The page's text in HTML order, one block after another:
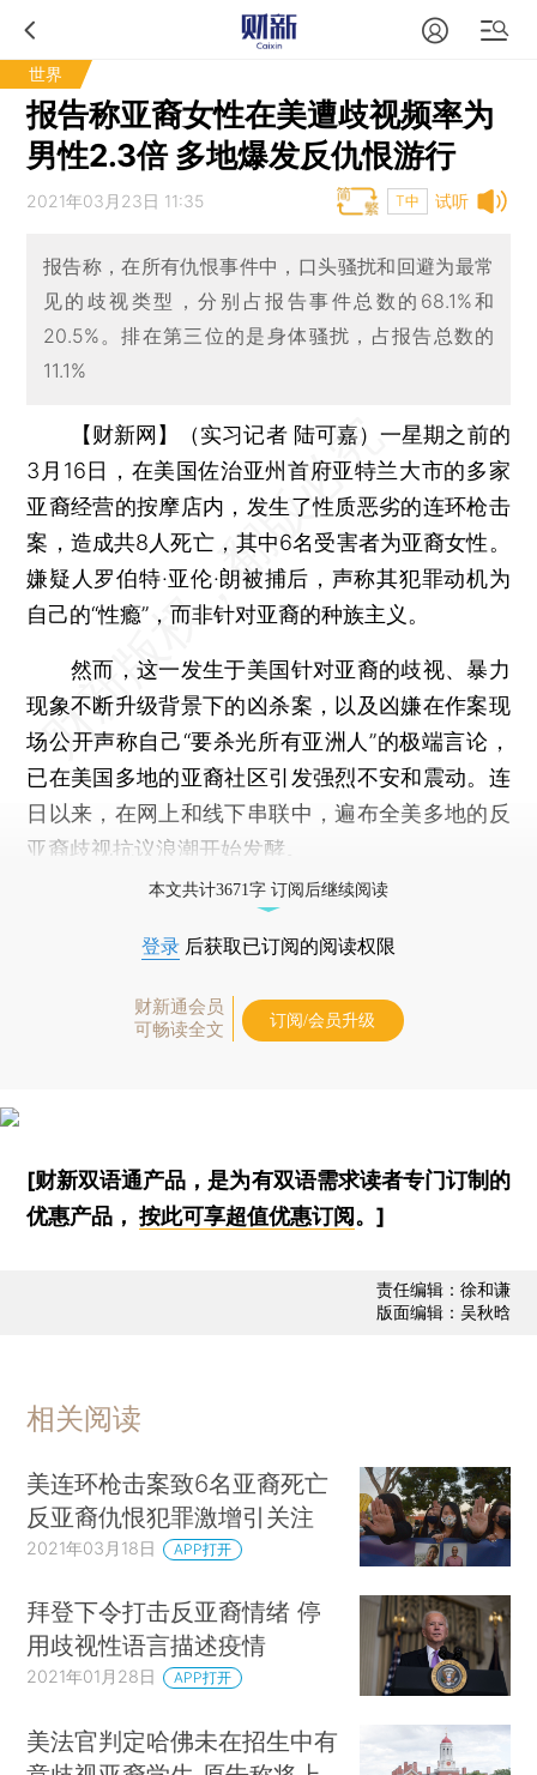
世界
报告称亚裔女性在美遭歧视频率为
男性2.3倍 多地爆发反仇恨游行
试听
2021年03月23日 11:35 T中
报告称，在所有仇恨事件中，口头骚扰和回避为最常
见的歧视类型，分别占报告事件总数的68.1%和
20.5%。排在第三位的是身体骚扰，占报告总数的
11.1%
【财新网】（实习记者 陆可嘉）一星期之前的
3月16日，在美国佐治亚州首府亚特兰大市的多家
亚裔经营的按摩店内，发生了性质恶劣的连环枪击
案，造成共8人死亡，其中6名受害者为亚裔女性。
嫌疑人罗伯特·亚伦·朗被捕后，声称其犯罪动机为
自己的“性瘾”，而非针对亚裔的种族主义。
然而，这一发生于美国针对亚裔的歧视、暴力
现象不断升级背景下的凶杀案，以及凶嫌在作案现
场公开声称自己“要杀光所有亚洲人”的极端言论，
已在美国多地的亚裔社区引发强烈不安和震动。连
日以来，在网上和线下串联中，遍布全美多地的反
亚裔歧视抗议浪潮开始发酵。
本文共计3671字 订阅后继续阅读
登录 后获取已订阅的阅读权限
财新通会员
可畅读全文
订阅/会员升级
[财新双语通产品，是为有双语需求读者专门订制的
优惠产品，按此可享超值优惠订阅 。]
责任编辑：徐和谦
版面编辑：吴秋晗
相关阅读
美连环枪击案致6名亚裔死亡
反亚裔仇恨犯罪激增引关注
2021年03月18日 APP打开
拜登下令打击反亚裔情绪 停
用歧视性语言描述疫情
2021年01月28日 APP打开
美法官判定哈佛未在招生中有